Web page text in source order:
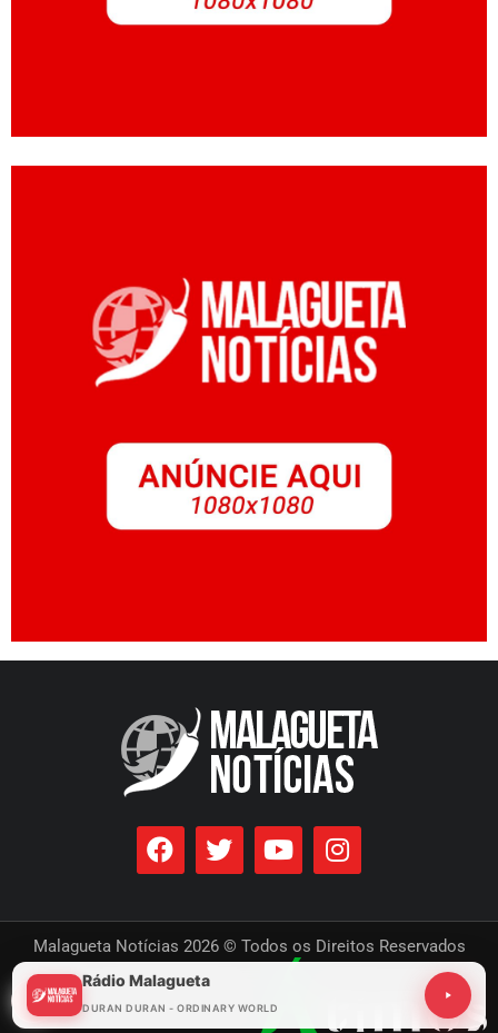
Malagueta Notícias 2026 © Todos os Direitos Reservados
Desenvolvido por
Rádio Malagueta
DURAN DURAN - ORDINARY WORLD